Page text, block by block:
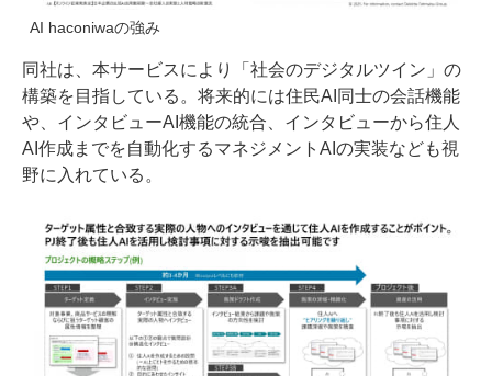
AI haconiwaの強み
同社は、本サービスにより「社会のデジタルツイン」の
構築を目指している。将来的には住民AI同士の会話機能
や、インタビューAI機能の統合、インタビューから住人
AI作成までを自動化するマネジメントAIの実装なども視
野に入れている。